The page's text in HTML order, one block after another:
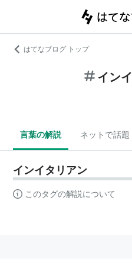
はてなブログ トップ
イン
言葉の解説 ネットで話題
インイタリアン
このタグの解説について